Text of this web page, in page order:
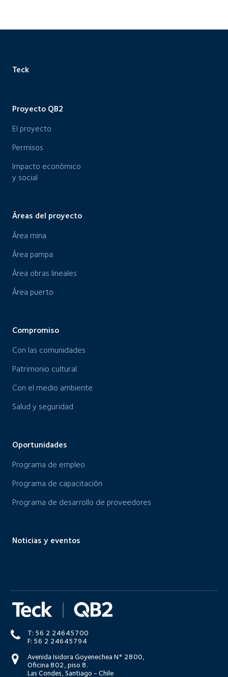
Teck
Proyecto QB2
El proyecto
Permisos
Impacto económico
y social
Áreas del proyecto
Área mina
Área pampa
Área obras lineales
Área puerto
Compromiso
Con las comunidades
Patrimonio cultural
Con el medio ambiente
Salud y seguridad
Oportunidades
Programa de empleo
Programa de capacitación
Programa de desarrollo de proveedores
Noticias y eventos
T: 56 2 24645700
F: 56 2 24645794
Avenida Isidora Goyenechea N° 2800,
Oficina 802, piso 8.
Las Condes, Santiago - Chile